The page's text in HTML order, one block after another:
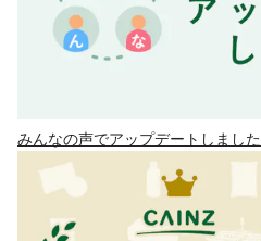
みんなの声でアップデートしました